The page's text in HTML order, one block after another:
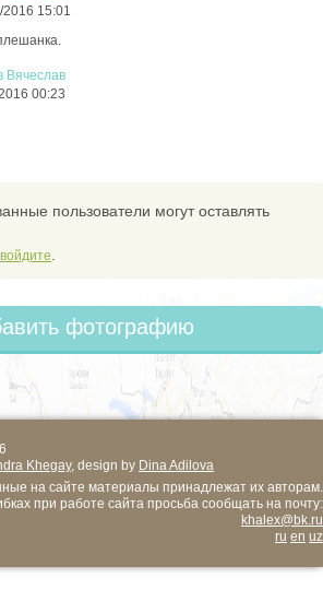
2016 15:01
Вячеслав
00:23
пользователи могут оставлять
войдите
фотографию
Khegay, design by Dina Adilova
на сайте материалы принадлежат их авторам.
при работе сайта просьба сообщать на почту:
khalex@bk.ru
ru en uz